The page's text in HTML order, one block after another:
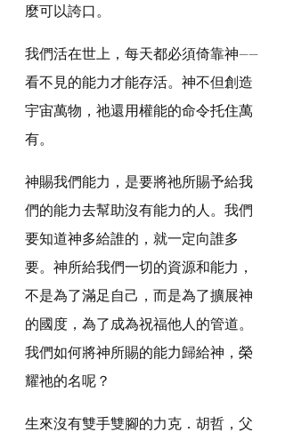
麼可以誇口。
我們活在世上，每天都必須倚靠神——
看不見的能力才能存活。神不但創造
宇宙萬物，祂還用權能的命令托住萬
有。
神賜我們能力，是要將祂所賜予給我
們的能力去幫助沒有能力的人。我們
要知道神多給誰的，就一定向誰多
要。神所給我們一切的資源和能力，
不是為了滿足自己，而是為了擴展神
的國度，為了成為祝福他人的管道。
我們如何將神所賜的能力歸給神，榮
耀祂的名呢？
生來沒有雙手雙腳的力克．胡哲，父